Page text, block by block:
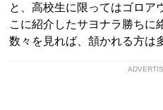
と、高校生に限ってはゴロア
こに紹介したサヨナラ勝ちに
数々を見れば、頷かれる方は